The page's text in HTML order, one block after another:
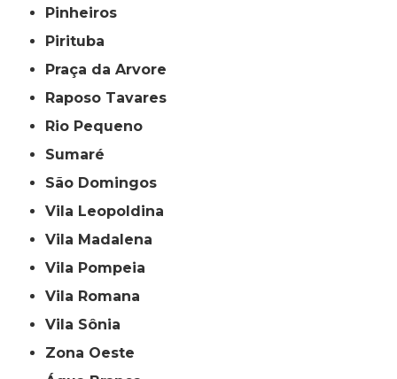
Pinheiros
Pirituba
Praça da Arvore
Raposo Tavares
Rio Pequeno
Sumaré
São Domingos
Vila Leopoldina
Vila Madalena
Vila Pompeia
Vila Romana
Vila Sônia
Zona Oeste